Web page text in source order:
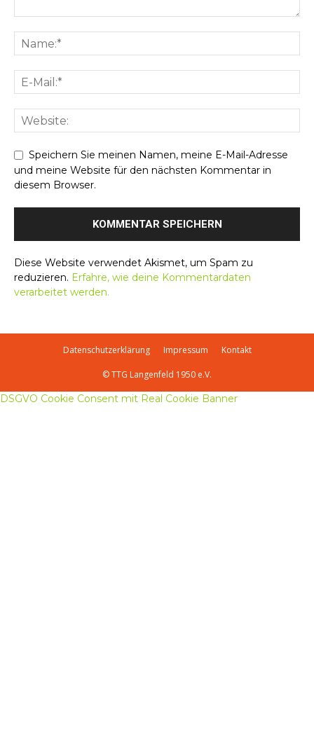
Speichern Sie meinen Namen, meine E-Mail-Adresse
und meine Website für den nächsten Kommentar in
diesem Browser.
Diese Website verwendet Akismet, um Spam zu
reduzieren. Erfahre, wie deine Kommentardaten
verarbeitet werden.
Datenschutzerklärung Impressum Kontakt
© TTG Langenfeld 1950 e.V.
DSGVO Cookie Consent mit Real Cookie Banner